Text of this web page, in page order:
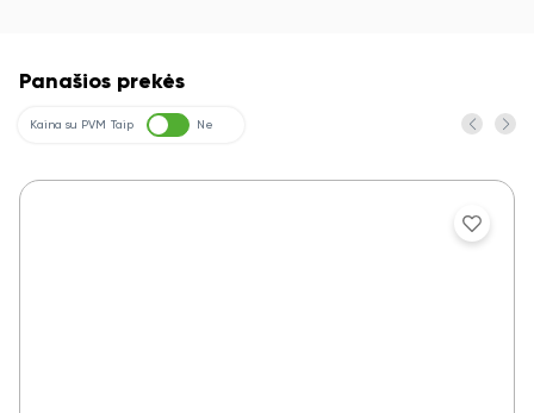
Panašios prekės
Kaina su PVM Taip Ne